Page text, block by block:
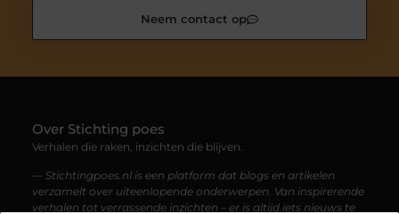
Neem contact op
Over Stichting poes
Verhalen die raken, inzichten die blijven.
— Stichtingpoes.nl is een platform dat blogs en artikelen
verzamelt over uiteenlopende onderwerpen. Van inspirerende
verhalen tot verrassende inzichten – er is altijd iets nieuws te